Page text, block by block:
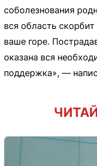
соболезнования
вся область
ваше горе.
оказана вся
поддержка», —